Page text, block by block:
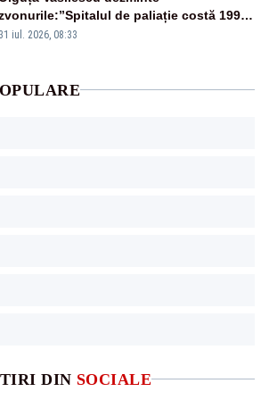
DIN SOCIALE
de paliație costă 199
de milioane de euro, nu 500 de milioane”
31 iul. 2026, 08:33